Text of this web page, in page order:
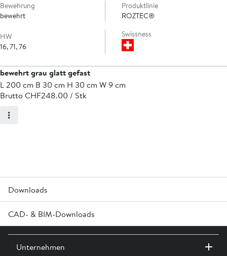
Bewehrung
bewehrt
Produktlinie
ROZTEC®
HW
16, 71, 76
Swissness
bewehrt grau glatt gefast
L 200 cm B 30 cm H 30 cm W 9 cm
Brutto CHF248.00 / Stk
Downloads
Technisches Produktblatt M8121 ROZTEC
Technische Wegleitung Hangsicherungssysteme »
CAD- & BIM-Downloads
Melden Sie sich an oder erstellen Sie in Login um Zugriff auf die
CAD- & BIM-Daten zu erhalten
Unternehmen